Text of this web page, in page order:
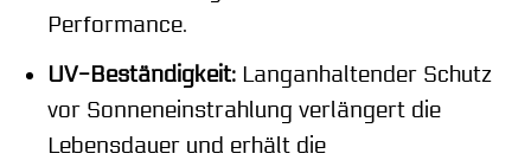
Performance.
UV-Beständigkeit:Langanhaltender Schutz
vor Sonneneinstrahlung verlängert die
Lebensdauer und erhält die